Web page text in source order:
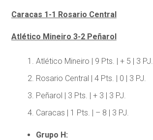
Caracas 1-1 Rosario Central
Atlético Mineiro 3-2 Peñarol
Atlético Mineiro | 9 Pts. | + 5 | 3 PJ.
Rosario Central | 4 Pts. | 0 | 3 PJ.
Peñarol | 3 Pts. | + 3 | 3 PJ.
Caracas | 1 Pts. | – 8 | 3 PJ.
Grupo H: